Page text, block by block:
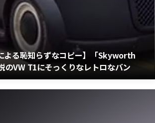
よる恥知らずなコピー】「Skyworth
VW T1にそっくりなレトロなバン